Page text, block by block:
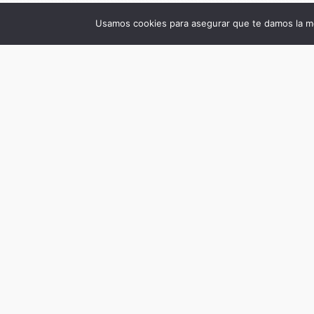
Usamos cookies para asegurar que te damos la